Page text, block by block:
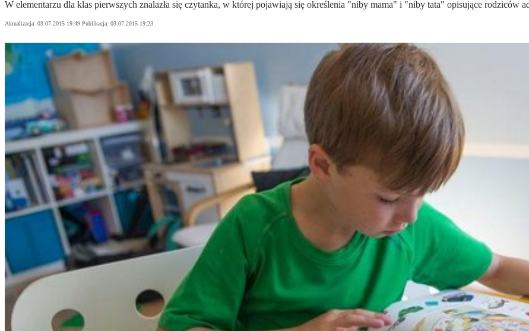
W elementarzu dla klas pierwszych znalazła się czytanka, w której pojawiają się określenia "niby mama" i "niby tata" opisujące rodziców
Aktualizacja: 03.07.2015 19:49 Publikacja: 03.07.2015 19:23